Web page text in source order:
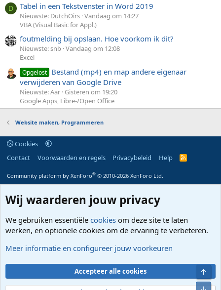
D Tabel in een Tekstvenster in Word 2019
Nieuwste: DutchOirs Vandaag om 14:27
VBA (Visual Basic for Appl.)
foutmelding bij opslaan. Hoe voorkom ik dit?
Nieuwste: snb Vandaag om 12:08
Excel
Opgelost Bestand (mp4) en map andere eigenaar
verwijderen van Google Drive
Nieuwste: Aar Gisteren om 19:20
Google Apps, Libre-/Open Office
Website maken, Programmeren
Cookies
Contact
Voorwaarden en regels Privacybeleid Help
R
S
Community platform by XenForo® © 2010-2026 XenForo Ltd.
Wij waarderen jouw privacy
We gebruiken essentiële cookies om deze site te laten
werken, en optionele cookies om de ervaring te verbeteren.
Meer informatie en configureer jouw voorkeuren
Accepteer alle cookies